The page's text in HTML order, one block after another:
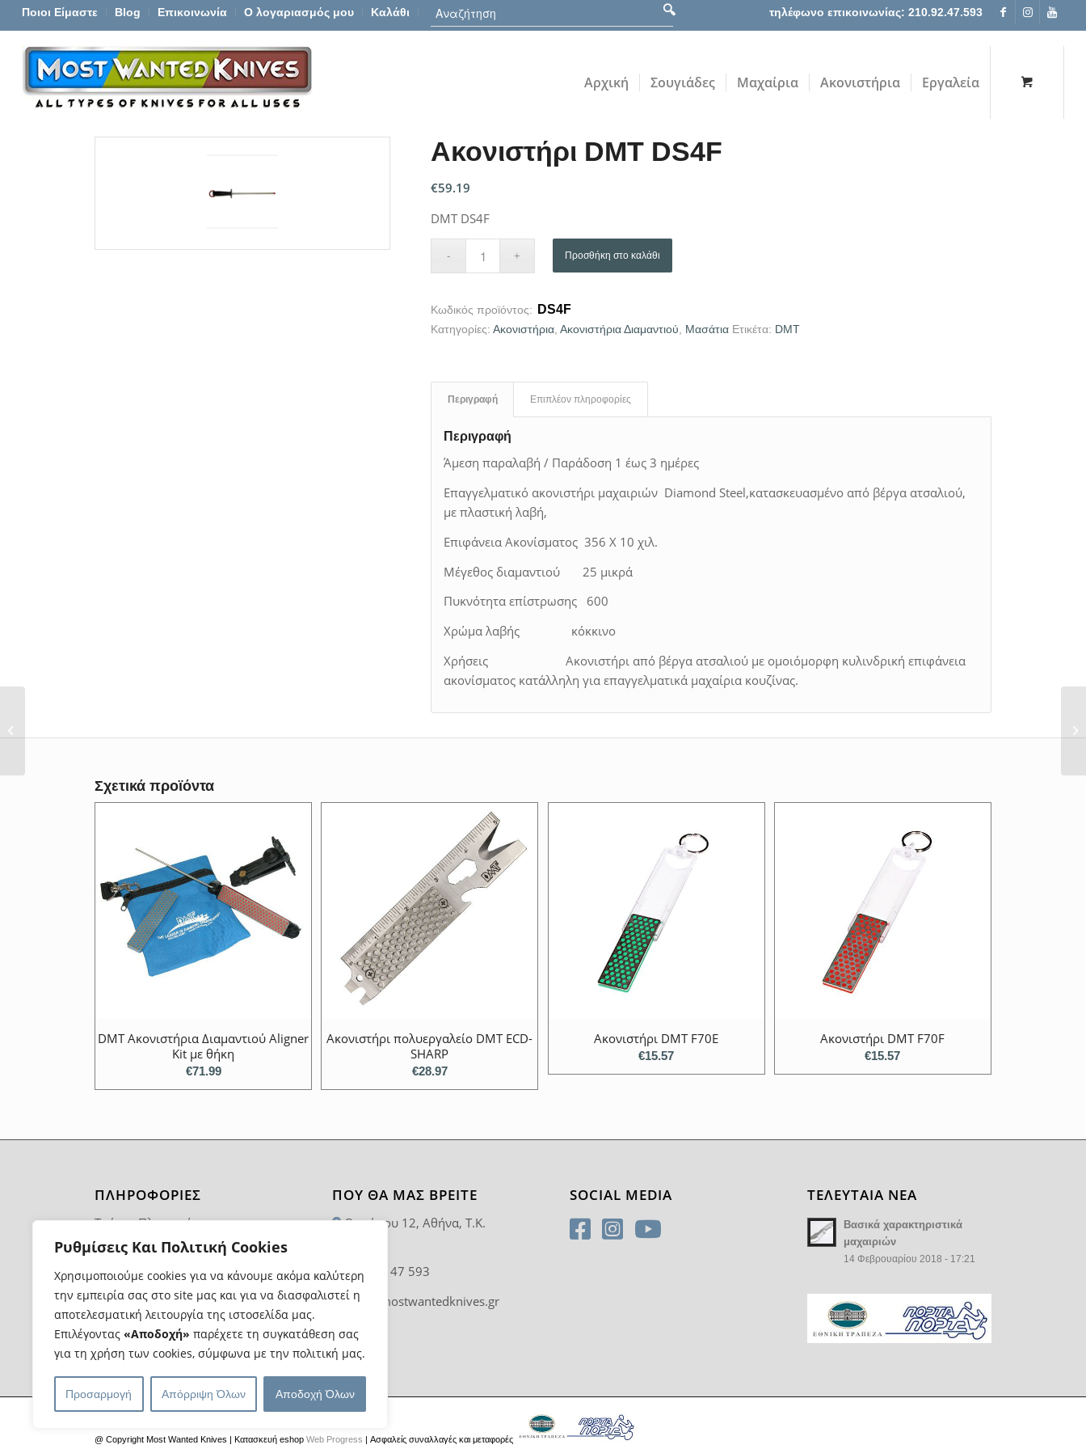
Ρυθμίσεις Και Πολιτική Cookies
Χρησιμοποιούμε cookies για να κάνουμε ακόμα καλύτερη
την εμπειρία σας στο site μας και για να διασφαλιστεί η
αποτελεσματική λειτουργία της ιστοσελίδα μας.
Επιλέγοντας «Αποδοχή» παρέχετε τη συγκατάθεση σας
για τη χρήση των cookies, σύμφωνα με την πολιτική μας.
Προσαρμογή Απόρριψη Όλων Αποδοχή Όλων
Ποιοι Είμαστε Blog Επικοινωνία Ο λογαριασμός μου Καλάθι τηλέφωνο επικοινωνίας: 210.92.47.593
Αρχική Σουγιάδες Μαχαίρια Ακονιστήρια Εργαλεία
Ακονιστήρι DMT DS4F
€59.19
DMT DS4F
Προσθήκη στο καλάθι
Κωδικός προϊόντος: DS4F
Κατηγορίες:Ακονιστήρια ,Ακονιστήρια Διαμαντιού Μασάτια Ετικέτα: DMT
Περιγραφή Επιπλέον πληροφορίες
Περιγραφή
Άμεση παραλαβή / Παράδοση 1 έως 3 ημέρες
Επαγγελματικό ακονιστήρι μαχαιριών Diamond Steel,κατασκευασμένο από βέργα ατσαλιού,
με πλαστική λαβή,
Επιφάνεια Ακονίσματος 356 Χ 10 χιλ.
Μέγεθος διαμαντιού 25 μικρά
Πυκνότητα επίστρωσης 600
Χρώμα λαβής κόκκινο
Χρήσεις Ακονιστήρι από βέργα ατσαλιού με ομοιόμορφη κυλινδρική επιφάνεια
ακονίσματος κατάλληλη για επαγγελματικά μαχαίρια κουζίνας.
Σχετικά προϊόντα
DMT Aκονιστήρια Διαμαντιού Aligner
Kit με θήκη
€71.99
Ακονιστήρι πολυεργαλείο DMT ECD-
SHARP
€28.97
Ακονιστήρι DMT F70E
€15.57
Ακονιστήρι DMT F70F
€15.57
ΠΛΗΡΟΦΟΡΙΕΣ
Τρόποι Πληρωμής
Τρόποι και Κόστος Αποστολής
Επιστροφές Προϊόντων
Όροι Χρήσης
ΠΟΥ ΘΑ ΜΑΣ ΒΡΕΊΤΕ
Θαρύπου 12, Αθήνα, T.K.
210 92 47 593
info@mostwantedknives.gr
SOCIAL MEDIA ΤΕΛΕΥΤΑΙΑ ΝΕΑ
Βασικά χαρακτηριστικά
μαχαιριών
14 Φεβρουαρίου 2018 - 17:21
@ Copyright Most Wanted Knives | Κατασκευή eshop Web Progress | Ασφαλείς συναλλαγές και μεταφορές
40003